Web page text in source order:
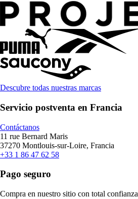
Descubre todas nuestras marcas
Servicio postventa en Francia
Contáctanos
11 rue Bernard Maris
37270 Montlouis-sur-Loire, Francia
+33 1 86 47 62 58
Pago seguro
Compra en nuestro sitio con total confianza